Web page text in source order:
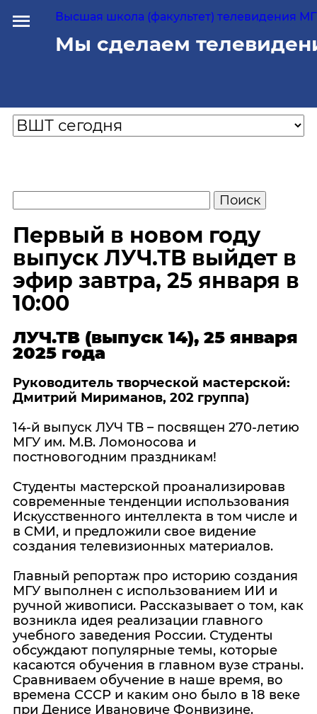
Высшая школа (факультет) телевидения
Мы сделаем
Первый в новом году
выпуск ЛУЧ.ТВ выйдет в
эфир завтра, 25 января в
10:00
ЛУЧ.ТВ (выпуск 14), 25 января
2025 года
Руководитель творческой мастерской:
Дмитрий Мириманов, 202 группа)
14-й выпуск ЛУЧ ТВ – посвящен 270-летию
МГУ им. М.В. Ломоносова и
постновогодним праздникам!
Студенты мастерской проанализировав
современные тенденции использования
Искусственного интеллекта в том числе и
в СМИ, и предложили свое видение
создания телевизионных материалов.
Главный репортаж про историю создания
МГУ выполнен с использованием ИИ и
ручной живописи. Рассказывает о том, как
возникла идея реализации главного
учебного заведения России. Студенты
обсуждают популярные темы, которые
касаются обучения в главном вузе страны.
Сравниваем обучение в наше время, во
времена СССР и каким оно было в 18 веке
при Денисе Ивановиче Фонвизине.